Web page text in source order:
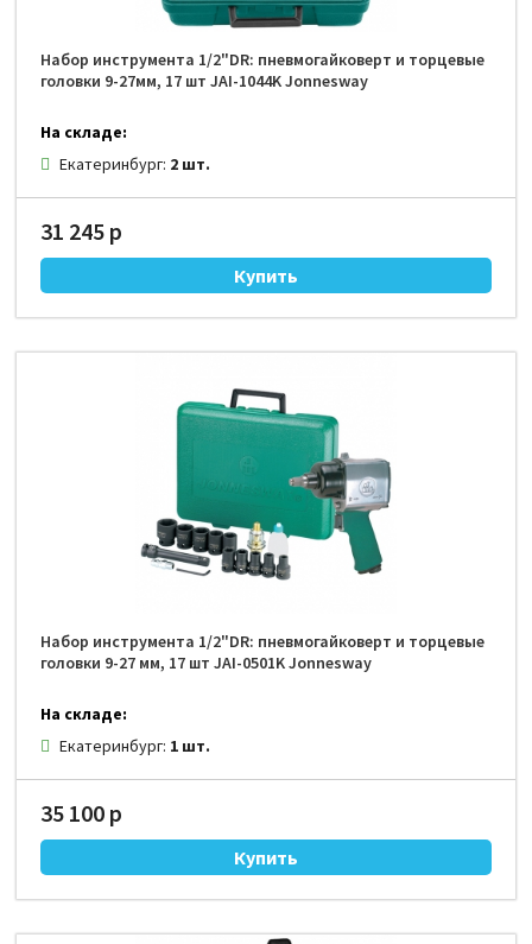
Набор инструмента 1/2"DR: пневмогайковерт и торцевые
головки 9-27мм, 17 шт JAI-1044K Jonnesway
На складе:
Екатеринбург: 2 шт.
31 245 р
Набор инструмента 1/2"DR: пневмогайковерт и торцевые
головки 9-27 мм, 17 шт JAI-0501K Jonnesway
На складе:
Екатеринбург: 1 шт.
35 100 р